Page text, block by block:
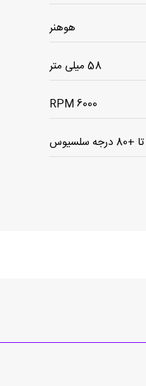
هوهنر
58 میلی متر
6000 RPM